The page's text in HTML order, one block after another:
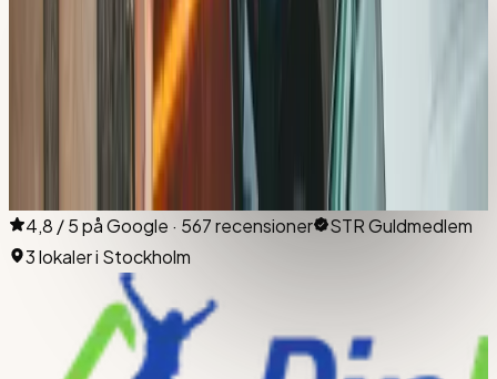
08-512 55 000
eller boka en kostnadsfri
300 kr Hallunda
Se alla priser
4,8 / 5 på Google · 567 recensioner
STR Guldmedlem
3 lokaler i Stockholm